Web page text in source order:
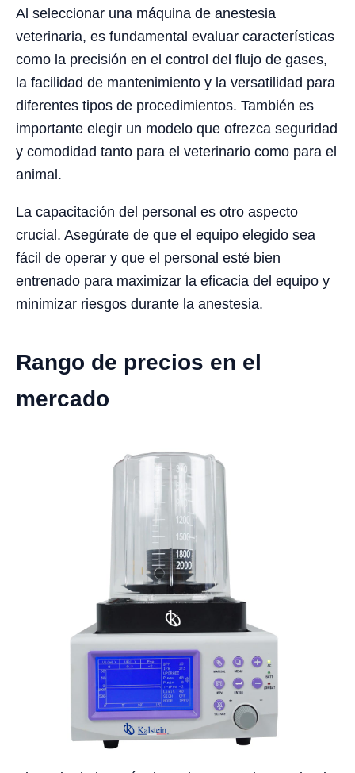
Al seleccionar una máquina de anestesia
veterinaria, es fundamental evaluar características
como la precisión en el control del flujo de gases,
la facilidad de mantenimiento y la versatilidad para
diferentes tipos de procedimientos. También es
importante elegir un modelo que ofrezca seguridad
y comodidad tanto para el veterinario como para el
animal.
La capacitación del personal es otro aspecto
crucial. Asegúrate de que el equipo elegido sea
fácil de operar y que el personal esté bien
entrenado para maximizar la eficacia del equipo y
minimizar riesgos durante la anestesia.
Rango de precios en el
mercado